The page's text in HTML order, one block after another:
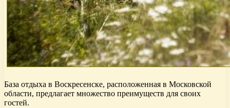
База отдыха в Воскресенске, расположенная в Московской
области, предлагает множество преимуществ для своих
гостей.